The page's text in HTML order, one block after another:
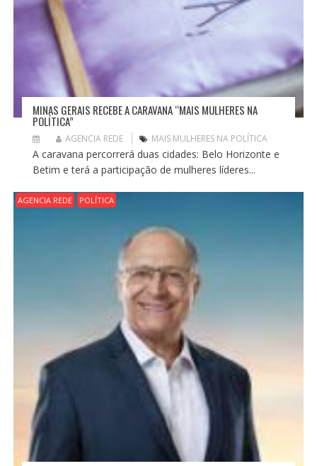
MINAS GERAIS RECEBE A CARAVANA “MAIS MULHERES NA
POLÍTICA”
AGENCIA REDE MAIS MULHERES NA POLÍTICA
A caravana percorrerá duas cidades: Belo Horizonte e
Betim e terá a participação de mulheres líderes...
AGENCIA REDE POLÍTICA